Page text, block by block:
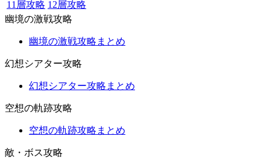
11層攻略 12層攻略
幽境の激戦攻略
幽境の激戦攻略まとめ
幻想シアター攻略
幻想シアター攻略まとめ
空想の軌跡攻略
空想の軌跡攻略まとめ
敵・ボス攻略